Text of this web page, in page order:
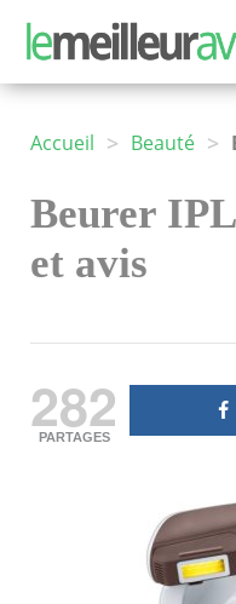
Accueil > Beauté >
Beurer
et avis
282
PARTAGES